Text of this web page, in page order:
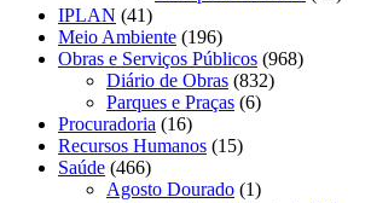
IPLAN (41)
Meio Ambiente (196)
Obras e Serviços Públicos (968)
Diário de Obras (832)
Parques e Praças (6)
Procuradoria (16)
Recursos Humanos (15)
Saúde (466)
Agosto Dourado (1)